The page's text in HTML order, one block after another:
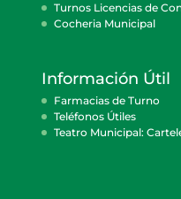
Turnos Licencias de
Cocheria Municipal
Información Útil
Farmacias de Turno
Teléfonos Útiles
Teatro Municipal: